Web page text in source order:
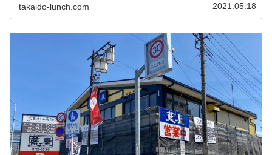
takaido-lunch.com 2021.05.18